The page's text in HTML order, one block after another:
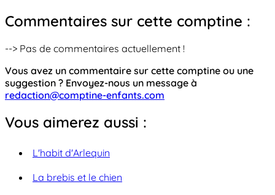
Commentaires sur cette comptine :
--> Pas de commentaires actuellement !
Vous avez un commentaire sur cette comptine ou une
suggestion ? Envoyez-nous un message à
redaction@comptine-enfants.com
Vous aimerez aussi :
L'habit d'Arlequin
La brebis et le chien